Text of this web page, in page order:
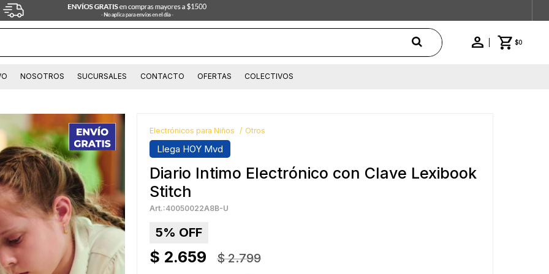
$0
NOSOTROS SUCURSALES CONTACTO OFERTAS COLECTIVOS
Electrónicos para Niños Otros
Llega HOY Mvd
Diario Intimo Electrónico con Clave Lexibook
Stitch
40050022A8B-U
5
$ 2.659 $ 2.799